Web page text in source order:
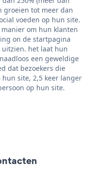
groeien tot meer dan
voeden op hun site.
om hun klanten
on de startpagina
het laat hun
een geweldige
dat bezoekers die
site, 2,5 keer langer
op hun site.